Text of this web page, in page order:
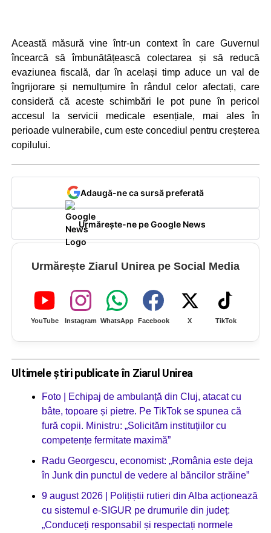
Această măsură vine într-un context în care Guvernul
încearcă să îmbunătățească colectarea și să reducă
evaziunea fiscală, dar în același timp aduce un val de
îngrijorare și nemulțumire în rândul celor afectați, care
consideră că aceste schimbări le pot pune în pericol
accesul la servicii medicale esențiale, mai ales în
perioade vulnerabile, cum este concediul pentru creșterea
copilului.
Adaugă-ne ca sursă preferată
Urmărește-ne pe Google News
Urmărește Ziarul Unirea pe Social Media
YouTube Instagram WhatsApp Facebook X TikTok
Ultimele știri publicate în Ziarul Unirea
Foto | Echipaj de ambulanță din Cluj, atacat cu
bâte, topoare și pietre. Pe TikTok se spunea că
fură copii. Ministru: „Solicităm instituțiilor cu
competențe fermitate maximă”
Radu Georgescu, economist: „România este deja
în Junk din punctul de vedere al băncilor străine”
9 august 2026 | Polițiștii rutieri din Alba acționează
cu sistemul e-SIGUR pe drumurile din județ:
„Conduceți responsabil și respectați normele